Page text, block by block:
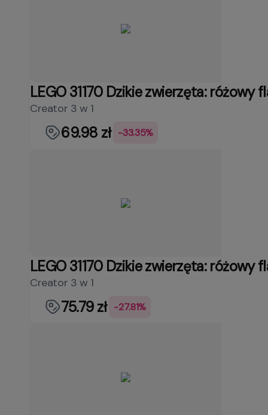
LEGO 31170 Dzikie zwierzęta: różowy
Creator 3 w 1
69.98 zł -33.35%
LEGO 31170 Dzikie zwierzęta: różowy
Creator 3 w 1
75.79 zł -27.81%